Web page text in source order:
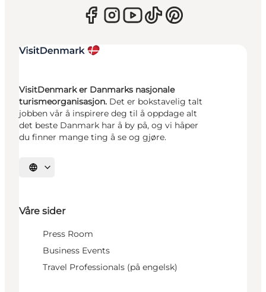
VisitDenmark er Danmarks nasjonale
turismeorganisasjon. Det er bokstavelig talt
jobben vår å inspirere deg til å oppdage alt
det beste Danmark har å by på, og vi håper
du finner mange ting å se og gjøre.
Velg språk
Våre sider
Press Room
Business Events
Travel Professionals (på engelsk)